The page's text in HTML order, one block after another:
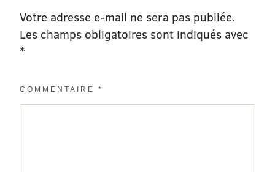
Votre adresse e-mail ne sera pas publiée.
Les champs obligatoires sont indiqués avec
*
COMMENTAIRE *